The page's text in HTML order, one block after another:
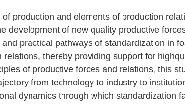
production and elements of production
development of new quality productive
practical pathways of standardization in
thereby providing support for
of productive forces and relations, this
from technology to industry to
dynamics through which standardization